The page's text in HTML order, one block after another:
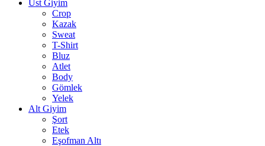
Üst Giyim
Crop
Kazak
Sweat
T-Shirt
Bluz
Atlet
Body
Gömlek
Yelek
Alt Giyim
Şort
Etek
Eşofman Altı